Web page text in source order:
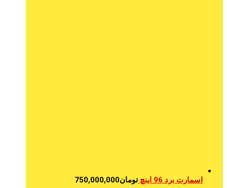
اسمارت برد 96 اینچ تومان750,000,000